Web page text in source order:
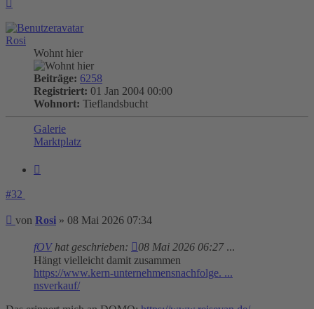
Rosi
Wohnt hier
Beiträge: 6258
Registriert: 01 Jan 2004 00:00
Wohnort: Tieflandsbucht
Galerie
Marktplatz
#32
Beitrag
von Rosi » 08 Mai 2026 07:34
fOVhat geschrieben: 08 Mai 2026 06:27...
Hängt vielleicht damit zusammen
https://www.kern-unternehmensnachfolge. ...
nsverkauf/